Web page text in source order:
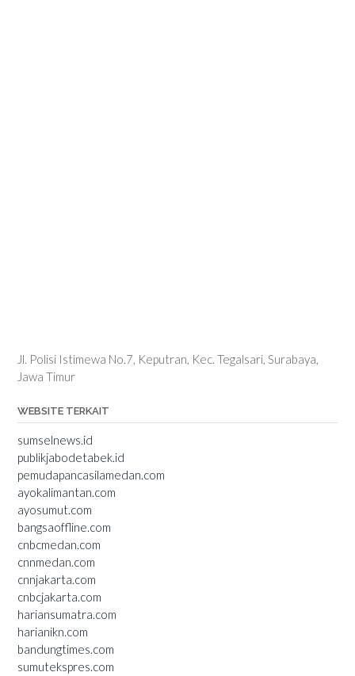
Jl. Polisi Istimewa No.7, Keputran, Kec. Tegalsari, Surabaya,
Jawa Timur
WEBSITE TERKAIT
sumselnews.id
publikjabodetabek.id
pemudapancasilamedan.com
ayokalimantan.com
ayosumut.com
bangsaoffline.com
cnbcmedan.com
cnnmedan.com
cnnjakarta.com
cnbcjakarta.com
hariansumatra.com
harianikn.com
bandungtimes.com
sumutekspres.com